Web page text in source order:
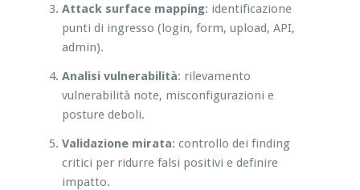
Attack surface mapping: identificazione
punti di ingresso (login, form, upload, API,
admin).
Analisi vulnerabilità: rilevamento
vulnerabilità note, misconfigurazioni e
posture deboli.
Validazione mirata: controllo dei finding
critici per ridurre falsi positivi e definire
impatto.